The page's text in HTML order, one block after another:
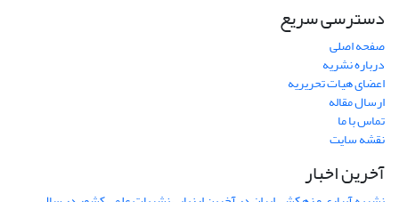
دسترسی سریع
صفحه اصلی
درباره نشریه
اعضای هیات تحریریه
ارسال مقاله
تماس با ما
نقشه سایت
آخرین اخبار